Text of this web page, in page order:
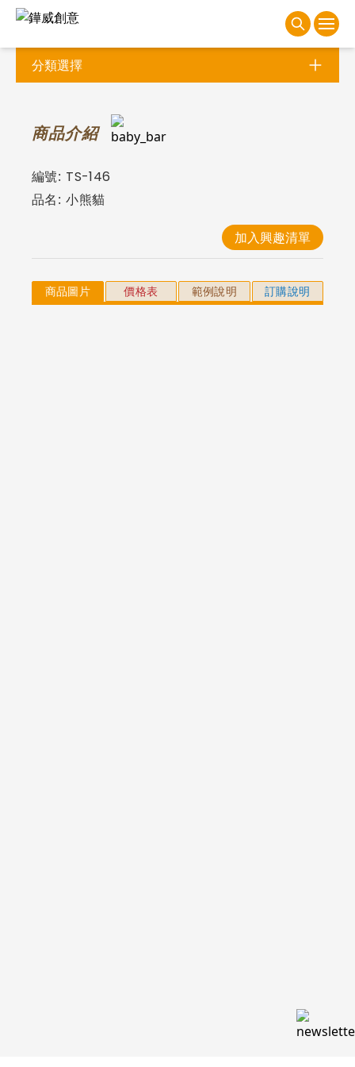
分類選擇
商品介紹
編號: TS-146
品名: 小熊貓
加入興趣清單
商品圖片 價格表 範例說明 訂購說明